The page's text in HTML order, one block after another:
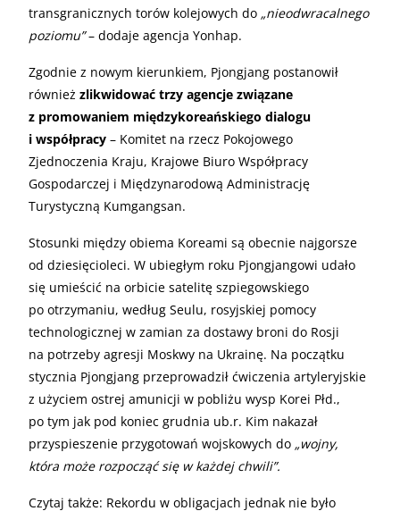
transgranicznych torów kolejowych do „nieodwracalnego
poziomu”– dodaje agencja Yonhap.
Zgodnie z nowym kierunkiem, Pjongjang postanowił
również zlikwidować trzy agencje związane
z promowaniem międzykoreańskiego dialogu
i współpracy – Komitet na rzecz Pokojowego
Zjednoczenia Kraju, Krajowe Biuro Współpracy
Gospodarczej i Międzynarodową Administrację
Turystyczną Kumgangsan.
Stosunki między obiema Koreami są obecnie najgorsze
od dziesięcioleci. W ubiegłym roku Pjongjangowi udało
się umieścić na orbicie satelitę szpiegowskiego
po otrzymaniu, według Seulu, rosyjskiej pomocy
technologicznej w zamian za dostawy broni do Rosji
na potrzeby agresji Moskwy na Ukrainę. Na początku
stycznia Pjongjang przeprowadził ćwiczenia artyleryjskie
z użyciem ostrej amunicji w pobliżu wysp Korei Płd.,
po tym jak pod koniec grudnia ub.r. Kim nakazał
przyspieszenie przygotowań wojskowych do „wojny,
która może rozpocząć się w każdej chwili”.
Czytaj także: Rekordu w obligacjach jednak nie było